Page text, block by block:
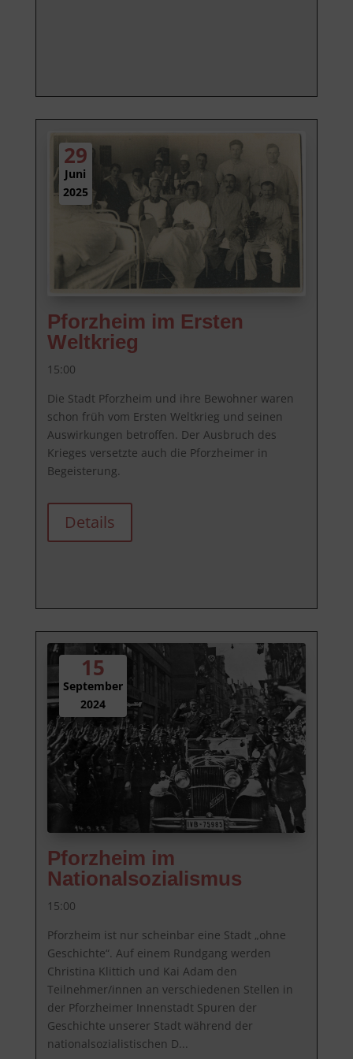
29
Juni
2025
Pforzheim im Ersten
Weltkrieg
15:00
Die Stadt Pforzheim und ihre Bewohner waren
schon früh vom Ersten Weltkrieg und seinen
Auswirkungen betroffen. Der Ausbruch des
Krieges versetzte auch die Pforzheimer in
Begeisterung.
Details
15
September
2024
Pforzheim im
Nationalsozialismus
15:00
Pforzheim ist nur scheinbar eine Stadt „ohne
Geschichte“. Auf einem Rundgang werden
Christina Klittich und Kai Adam den
Teilnehmer/innen an verschiedenen Stellen in
der Pforzheimer Innenstadt Spuren der
Geschichte unserer Stadt während der
nationalsozialistischen D...